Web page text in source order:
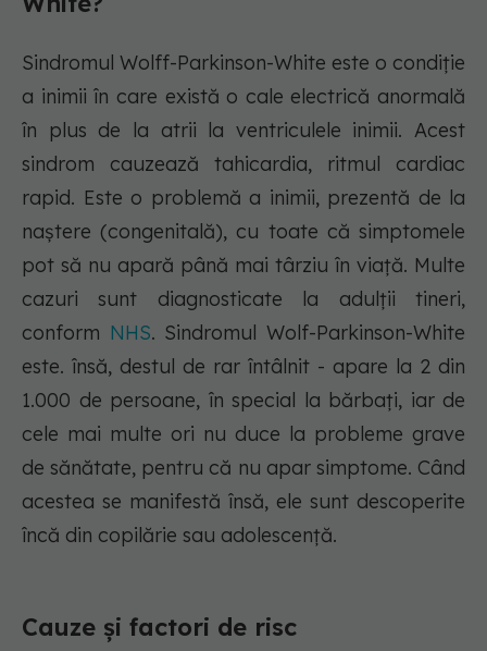
Sindromul Wolff-Parkinson-White este o condiţie
a inimii în care există o cale electrică anormală
în plus de la atrii la ventriculele inimii. Acest
sindrom cauzează tahicardia, ritmul cardiac
rapid. Este o problemă a inimii, prezentă de la
naștere (congenitală), cu toate că simptomele
pot să nu apară până mai târziu în viață. Multe
cazuri sunt diagnosticate la adulții tineri,
conform NHS. Sindromul Wolf-Parkinson-White
este. însă, destul de rar întâlnit - apare la 2 din
1.000 de persoane, în special la bărbați, iar de
cele mai multe ori nu duce la probleme grave
de sănătate, pentru că nu apar simptome. Când
acestea se manifestă însă, ele sunt descoperite
încă din copilărie sau adolescență.
Cauze și factori de risc